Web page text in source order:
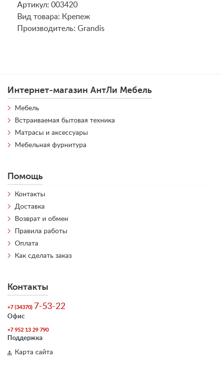
Артикул: 003420
Вид товара: Крепеж
Производитель: Grandis
Интернет-магазин АнтЛи Мебель
Мебель
Встраиваемая бытовая техника
Матрасы и аксессуары
Мебельная фурнитура
Помощь
Контакты
Доставка
Возврат и обмен
Правила работы
Оплата
Как сделать заказ
Контакты
+7 (34370) 7-53-22
Офис
+7 952 13 29 790
Поддержка
Карта сайта